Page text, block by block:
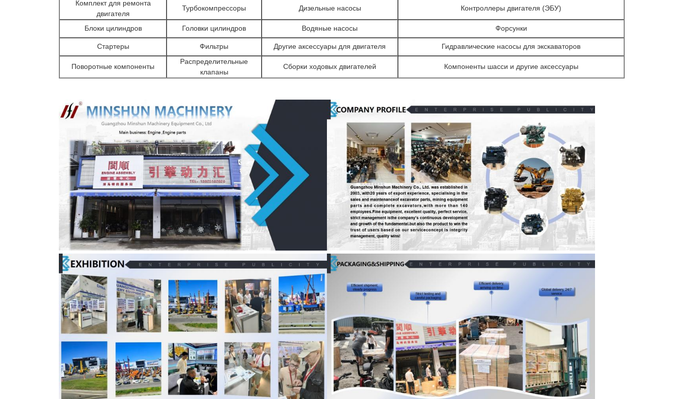
Комплект для ремонта
двигателя
Турбокомпрессоры Дизельные насосы Контроллеры двигателя (ЭБУ)
Блоки цилиндров Головки цилиндров Водяные насосы Форсунки
Стартеры Фильтры Другие аксессуары для двигателя Гидравлические насосы для экскаваторов
Поворотные компоненты
Распределительные
клапаны
Сборки ходовых двигателей Компоненты шасси и другие аксессуары